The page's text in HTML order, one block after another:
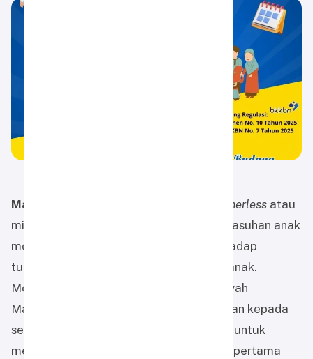
Martapura, 13 Juli 2025 fatherless atau
minimnya keterlibatan ayah dalam pengasuhan anak
menjadi isu serius yang berdampak terhadap
tumbuh kembang emosional dan sosial anak.
Menyadari hal ini, SD Alam Muhammadiyah
Martapura (SD Almira) menginisiasi ajakan kepada
seluruh orang tua, khususnya para ayah, untuk
mengantar ananda ke sekolah pada hari pertama